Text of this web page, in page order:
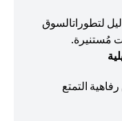
لتطوراتالسوق
مُستنيرة.
التمتع